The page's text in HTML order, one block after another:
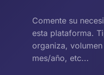
Comente su
esta plataforma.
organiza,
mes/año, etc...